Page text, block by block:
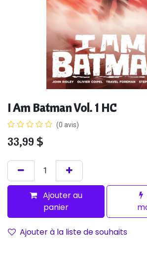
I Am Batman Vol. 1 HC
(0 avis)
33,99 $
Ajouter au
panier
Ajouter à la liste de souhaits